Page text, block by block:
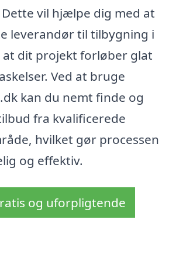
vil hjælpe dig med at
leverandør til tilbygning i
at dit projekt forløber glat
Ved at bruge
kan du nemt finde og
fra kvalificerede
hvilket gør processen
og effektiv.
og uforpligtende